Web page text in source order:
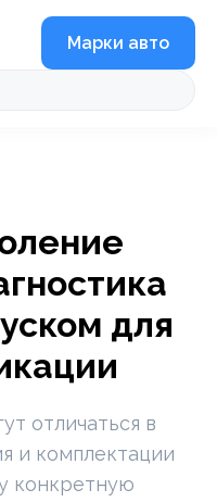
Марки авто
для
отличаться в
и комплектации
конкретную